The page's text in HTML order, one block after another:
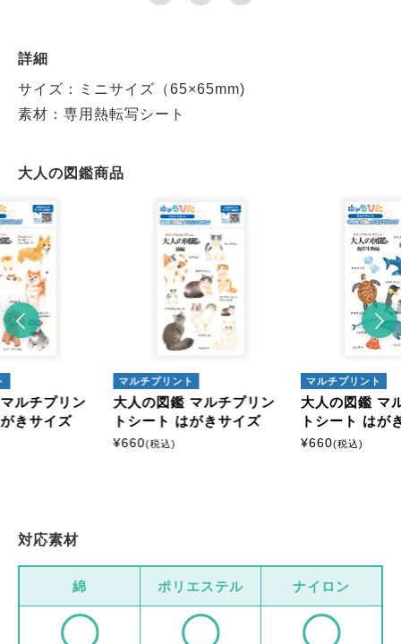
詳細
サイズ：ミニサイズ（65×65mm)
素材：専用熱転写シート
大人の図鑑商品
ルチプリン
きサイズ
マルチプリント
大人の図鑑 マルチプリン
トシート はがきサイズ
¥660(税込)
マルチプリント
大人の図鑑 マ
トシート はが
¥660(税込)
対応素材
綿 ポリエステル ナイロン